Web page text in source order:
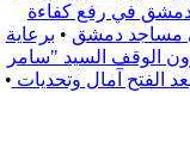
في رفع كفاءة
في مساجد دمشق • برعاية
الوقف السيد "سامر
الفتح آمال وتحديات •